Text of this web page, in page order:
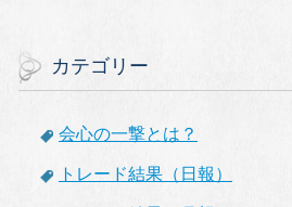
カテゴリー
会心の一撃とは？
トレード結果（日報）